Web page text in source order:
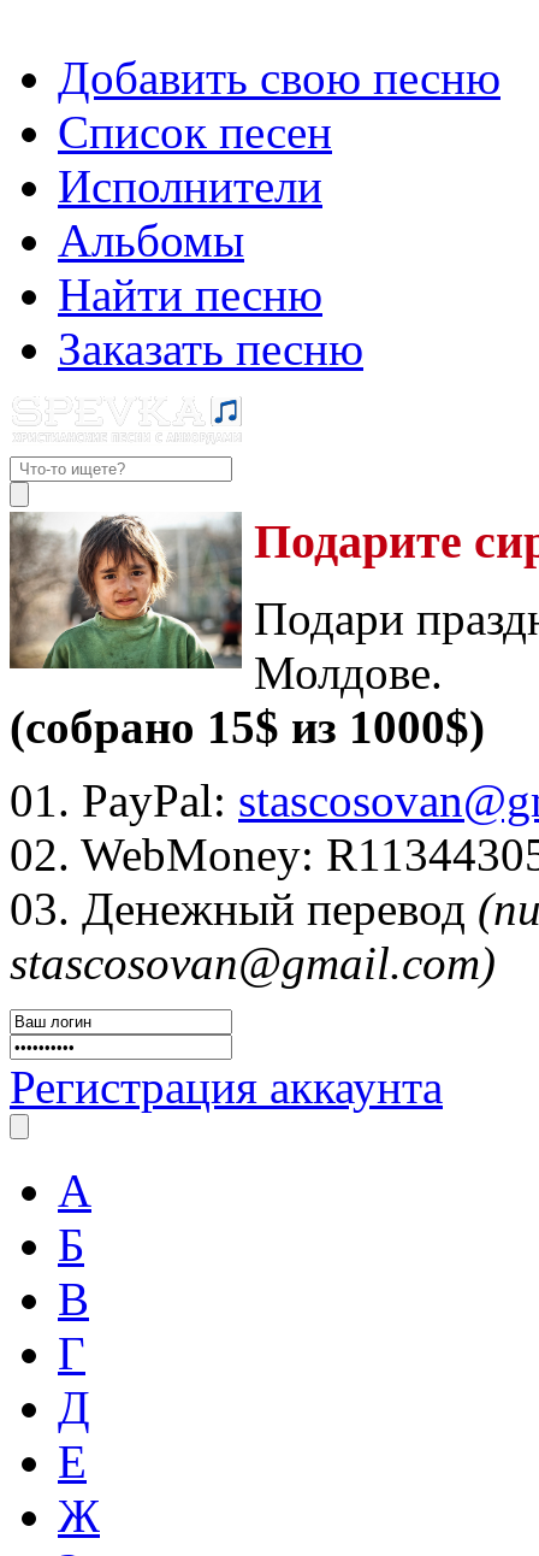
Добавить свою песню
Список песен
Исполнители
Альбомы
Найти песню
Заказать песню
Подарите
Подари
Молдове.
(собрано 15$ из 1000$)
01. PayPal:
02. WebMoney:
03. Денежный перевод
stascosovan@gmail.com)
Регистрация аккаунта
А
Б
В
Г
Д
Е
Ж